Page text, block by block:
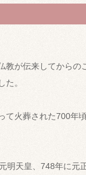
が伝来してからの
。
て火葬された700年
明天皇、748年に元